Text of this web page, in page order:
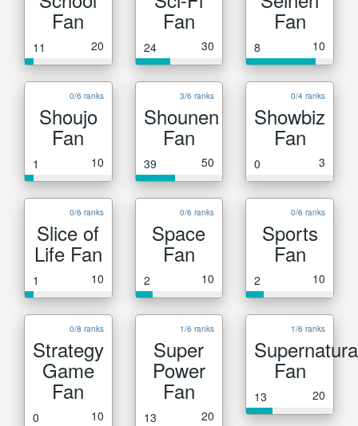
Fan
11 20
Fan
24 30
Fan
8 10
0/6 ranks
Shoujo
Fan
1 10
3/6 ranks
Shounen
Fan
39 50
0/4 ranks
Showbiz
Fan
0 3
0/6 ranks
Slice of
Life Fan
1 10
0/6 ranks
Space
Fan
2 10
0/6 ranks
Sports
Fan
2 10
0/8 ranks
Strategy
Game
Fan
0 10
1/6 ranks
Super
Power
Fan
13 20
1/6 ranks
Fan
13 20